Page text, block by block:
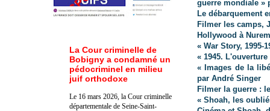
guerre mondiale »
Le débarquement
Filmer les camps,
Hollywood à
« War Story, 1995-
« 1945.
« Images de la
par André Singer
Filmer la guerre :
« Shoah, les
La Cour criminelle de
Bobigny a condamné un
pédocriminel en milieu
juif orthodoxe
Le 16 mars 2026, la Cour criminelle
départementale de Seine-Saint-